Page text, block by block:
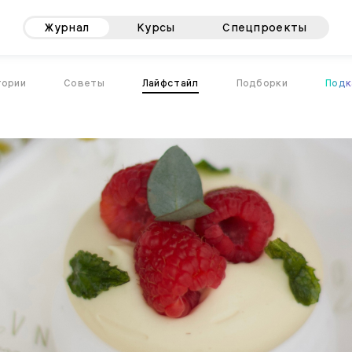
Журнал Курсы Спецпроекты
Советы Лайфстайл Подборки